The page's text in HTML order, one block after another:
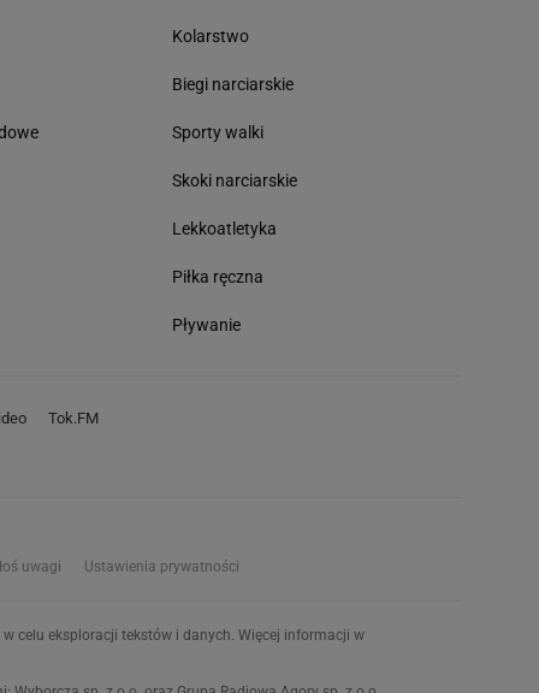
Kolarstwo
Biegi narciarskie
Sporty walki
Skoki narciarskie
Lekkoatletyka
Piłka ręczna
Pływanie
Tok.FM
uwagi Ustawienia prywatności
celu eksploracji tekstów i danych. Więcej informacji w